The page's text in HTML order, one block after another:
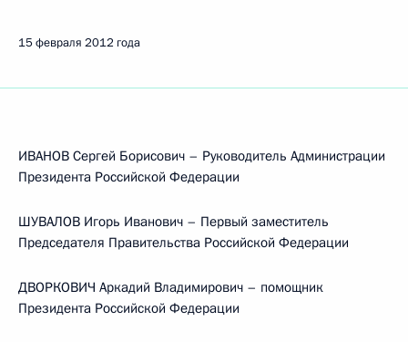
15 февраля 2012 года
ИВАНОВ Сергей Борисович – Руководитель Администрации
Президента Российской Федерации
ШУВАЛОВ Игорь Иванович – Первый заместитель
Председателя Правительства Российской Федерации
ДВОРКОВИЧ Аркадий Владимирович – помощник
Президента Российской Федерации